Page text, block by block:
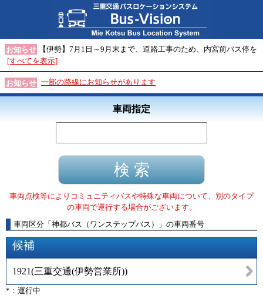
お知らせ
【伊勢】7月1日～9月末まで、道路工事のため、内宮前バス停を
[すべてを表示]
お知らせ 一部の路線にお知らせがあります
車両指定
車両点検等によりコミュニティバスや特殊な車両について、別のタイプ
の車両で運行する場合がございます。
車両区分 「 神都バス（ワンステップバス） 」 の車両番号
候補
1921(三重交通(伊勢営業所))
*：運行中